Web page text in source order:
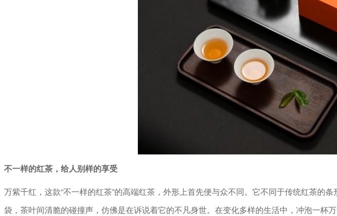
不一样的红茶，给人别样的享受
万紫千红，这款“不一样的红茶”的高端红茶，外形上首先便与众不同。它不同于传统红茶
袋，茶叶间清脆的碰撞声，仿佛是在诉说着它的不凡身世。在变化多样的生活中，冲泡一杯